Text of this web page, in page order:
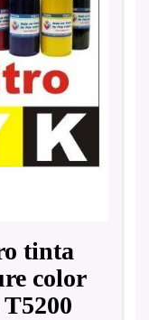
tinta
color